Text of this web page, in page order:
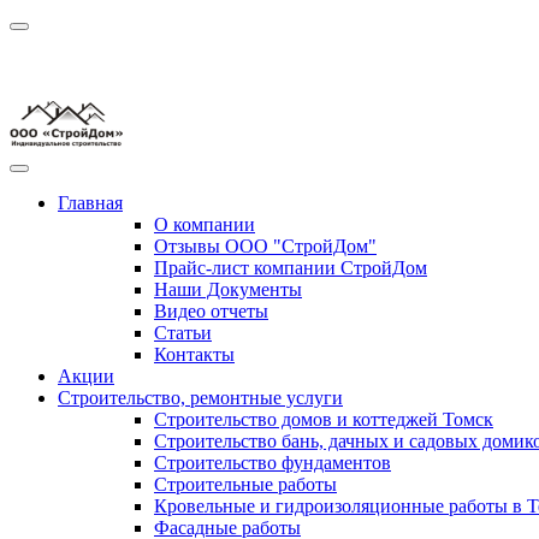
Главная
О компании
Отзывы ООО "СтройДом"
Прайс-лист компании СтройДом
Наши Документы
Видео отчеты
Статьи
Контакты
Акции
Строительство, ремонтные услуги
Строительство домов и коттеджей Томск
Строительство бань, дачных и садовых
Строительство фундаментов
Строительные работы
Кровельные и гидроизоляционные работы в
Фасадные работы